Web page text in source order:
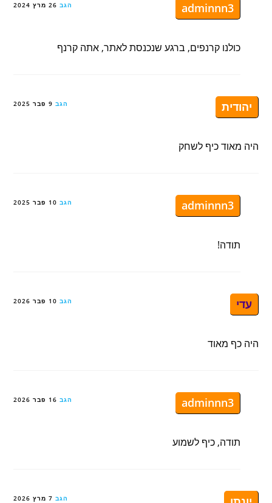
adminnn3 הגב 26 מרץ 2024
כולנו קרנפים, ברגע שנכנסת לאתר, אתה קרנף
יהודית הגב 9 פבר 2025
היה מאוד כיף לשחק
adminnn3 הגב 10 פבר 2025
תודה!
עדי הגב 10 פבר 2026
היה כף מאוד
adminnn3 הגב 16 פבר 2026
תודה, כיף לשמוע
הגב 7 מרץ 2026